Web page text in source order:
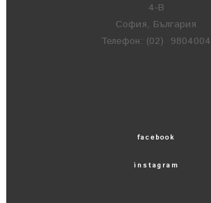
4-В
София, България
Телефон: (02) 9804004
facebook
instagram